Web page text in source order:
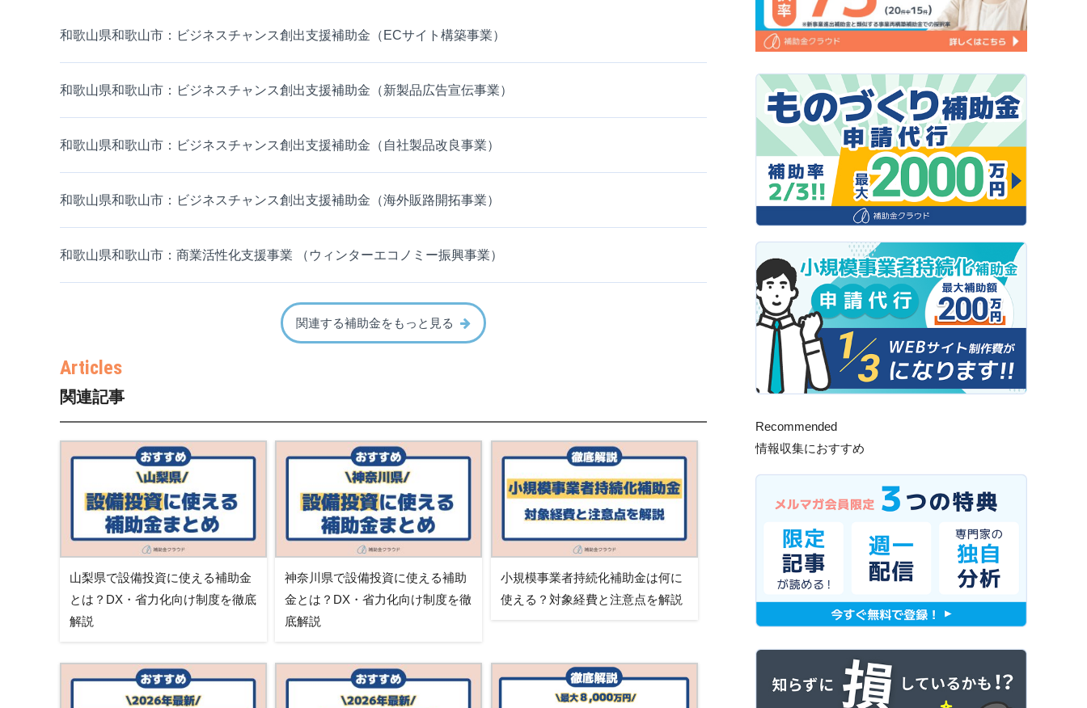
和歌山県和歌山市：ビジネスチャンス創出支援補助金（ECサイト構築事業）
和歌山県和歌山市：ビジネスチャンス創出支援補助金（新製品広告宣伝事業）
和歌山県和歌山市：ビジネスチャンス創出支援補助金（自社製品改良事業）
和歌山県和歌山市：ビジネスチャンス創出支援補助金（海外販路開拓事業）
和歌山県和歌山市：商業活性化支援事業 （ウィンターエコノミー振興事業）
関連する補助金をもっと見る
関連記事
山梨県で設備投資に使える補助金
とは？DX・省力化向け制度を徹底
解説
神奈川県で設備投資に使える補助
金とは？DX・省力化向け制度を徹
底解説
小規模事業者持続化補助金は何に
使える？対象経費と注意点を解説
Recommended
情報収集におすすめ